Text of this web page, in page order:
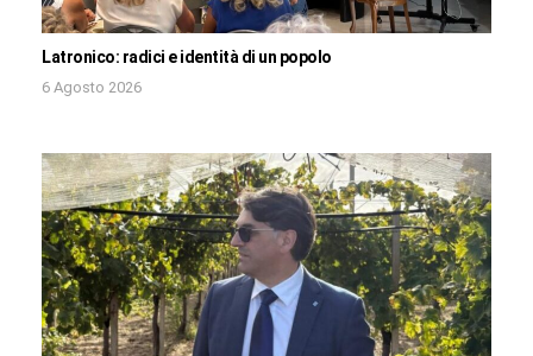
Latronico: radici e identità di un popolo
6 Agosto 2026